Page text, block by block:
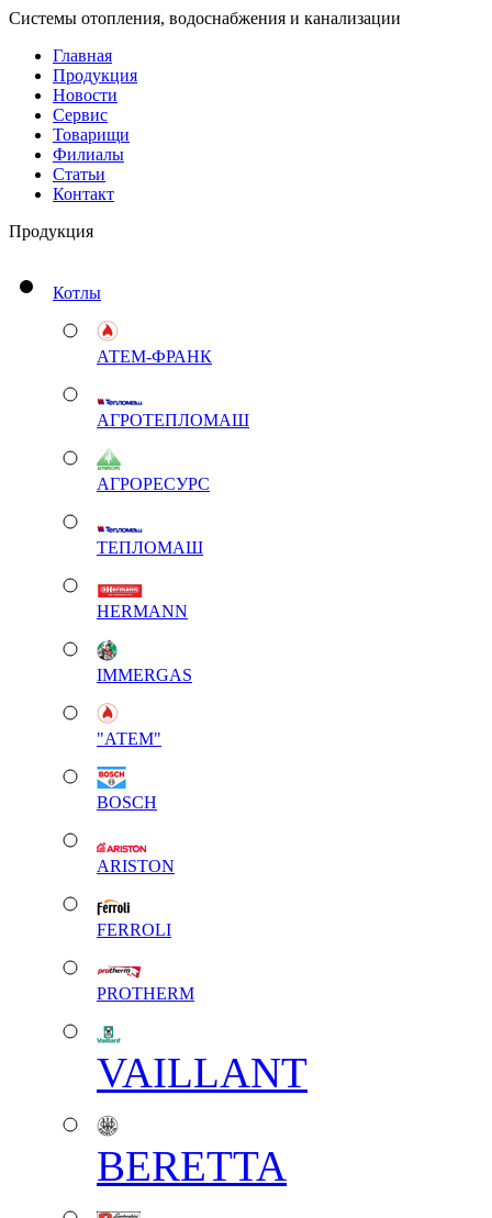
Системы отопления, водоснабжения и канализации
Главная
Продукция
Новости
Сервис
Товарищи
Филиалы
Статьи
Контакт
Продукция
Котлы
АТЕМ-ФРАНК
АГРОТЕПЛОМАШ
АГРОРЕСУРС
ТЕПЛОМАШ
HERMANN
IMMERGAS
"АТЕМ"
BOSCH
ARISTON
FERROLI
PROTHERM
VAILLANT
BERETTA